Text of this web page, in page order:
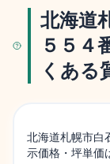
北海道
５５４
くある
北海道札幌市白
示価格・坪単価